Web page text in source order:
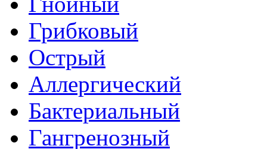
Грибковый
Острый
Аллергический
Бактериальный
Гангренозный